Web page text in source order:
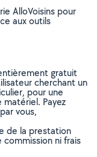
AlloVoisins pour
aux outils
gratuit
cherchant un
pour une
Payez
vous,
de la prestation
commission ni frais